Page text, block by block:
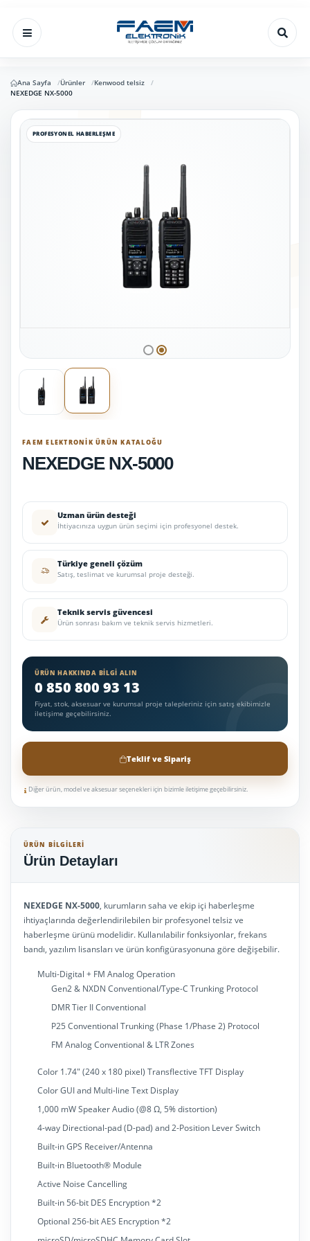
Ana Sayfa Ürünler
Kenwood telsiz
NEXEDGE NX-5000
PROFESYONEL HABERLEŞME
FAEM ELEKTRONIK ÜRÜN KATALOĞU
NEXEDGE NX-5000
Uzman ürün desteği
İhtiyacınıza uygun ürün seçimi için profesyonel destek.
Türkiye geneli çözüm
Satış, teslimat ve kurumsal proje desteği.
Teknik servis güvencesi
Ürün sonrası bakım ve teknik servis hizmetleri.
ÜRÜN HAKKINDA BILGI ALIN
0 850 800 93 13
Fiyat, stok, aksesuar ve kurumsal proje talepleriniz için satış ekibimizle
iletişime geçebilirsiniz.
Teklif ve Sipariş
Diğer ürün, model ve aksesuar seçenekleri için bizimle iletişime geçebilirsiniz.
ÜRÜN BILGILERI
Ürün Detayları
NEXEDGE NX-5000, kurumların saha ve ekip içi haberleşme
ihtiyaçlarında değerlendirilebilen bir profesyonel telsiz ve
haberleşme ürünü modelidir. Kullanılabilir fonksiyonlar, frekans
bandı, yazılım lisansları ve ürün konfigürasyonuna göre değişebilir.
Multi-Digital + FM Analog Operation
Gen2 & NXDN Conventional/Type-C Trunking Protocol
DMR Tier II Conventional
P25 Conventional Trunking (Phase 1/Phase 2) Protocol
FM Analog Conventional & LTR Zones
Color 1.74" (240 x 180 pixel) Transflective TFT Display
Color GUI and Multi-line Text Display
1,000 mW Speaker Audio (@8 Ω, 5% distortion)
4-way Directional-pad (D-pad) and 2-Position Lever Switch
Built-in GPS Receiver/Antenna
Built-in Bluetooth® Module
Active Noise Cancelling
Built-in 56-bit DES Encryption*2
Optional 256-bit AES Encryption*2